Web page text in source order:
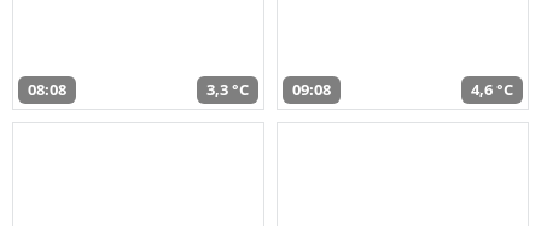
08:08 3,3 °C 09:08 4,6 °C